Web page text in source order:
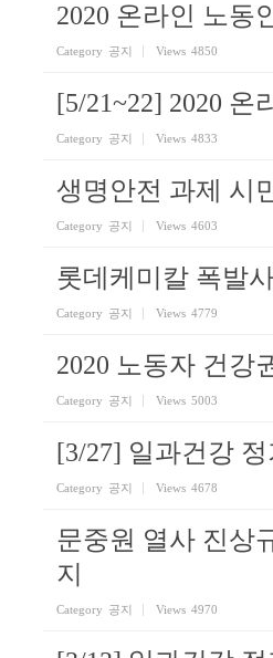
2020 온라인 노동
Category 공지 Views 4850
[5/21~22] 2020
Category 공지 Views 4833
생명안전 과제 시
Category 공지 Views 4603
롯데케미칼 폭발
Category 공지 Views 4779
2020 노동자 건강
Category 공지 Views 5003
[3/27] 일과건강
Category 공지 Views 4678
문중원 열사 진상
지
Category 공지 Views 4970